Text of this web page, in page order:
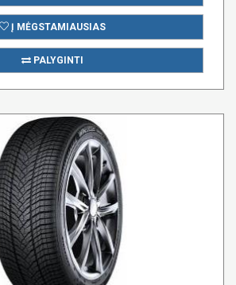
Į MĖGSTAMIAUSIAS
PALYGINTI